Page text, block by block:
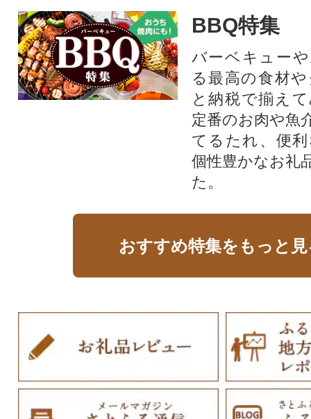
BBQ特集
バーベキュー
る最高の食材
と納税で揃え
定番のお肉や魚
てるたれ、便
個性豊かなお礼
た。
おすすめ特集をもっと